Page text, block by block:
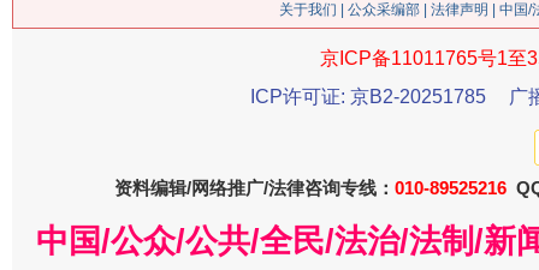
关于我们 公众采编部 法律声明 | 中国
京ICP备11011765号1至
ICP许可证: 京B2-20251785
广
资料编辑/网络推广/法律咨询专线： 010-89525216
中国/公众/公共/全民/法治/法制/新